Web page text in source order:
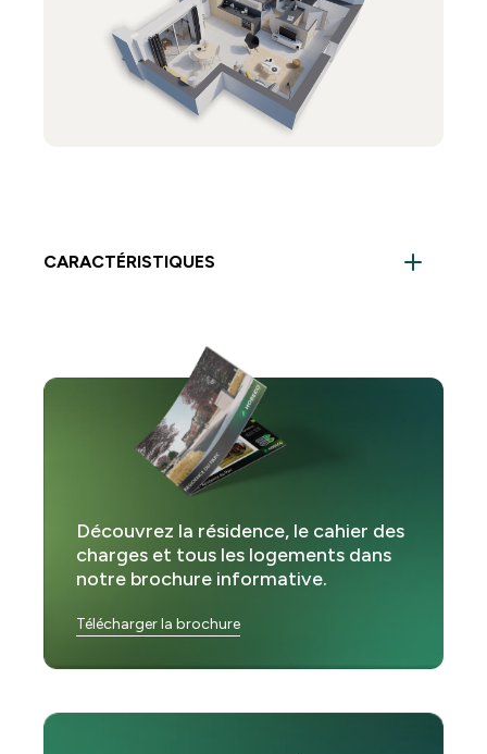
CARACTÉRISTIQUES
Salle de bain : 1
Séjour :
Balcon :
Découvrez la résidence, le cahier des
charges et tous les logements dans
notre brochure informative.
Télécharger la brochure